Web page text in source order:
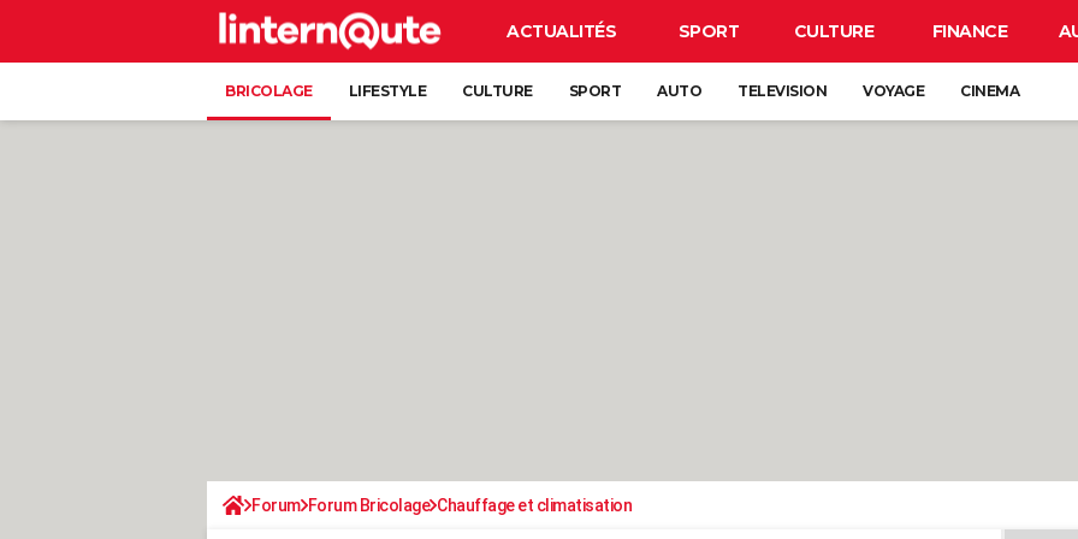
ACTUALITÉS SPORT CULTURE FINANCE
BRICOLAGE LIFESTYLE CULTURE SPORT AUTO TELEVISION VOYAGE CINEMA
Forum Forum Bricolage Chauffage et climatisation